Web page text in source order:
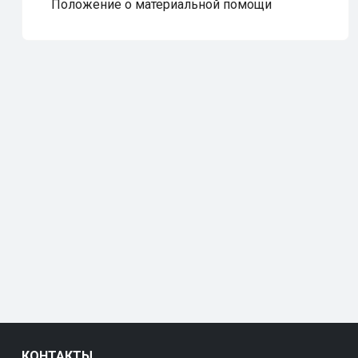
Положение о материальной помощи